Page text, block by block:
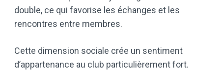
double, ce qui favorise les échanges et les
rencontres entre membres.
Cette dimension sociale crée un sentiment
d’appartenance au club particulièrement fort.